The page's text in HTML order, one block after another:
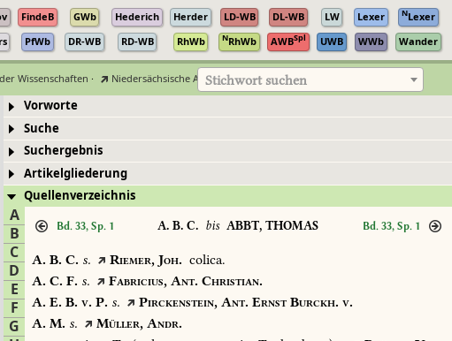
FindeB GWb Hederich Herder LD-WB DL-WB LW Lexer NLexer
PfWb DR-WB RD-WB RhWb NRhWb AWBSpl UWB WWb Wander
Wissenschaften · Niedersächsische Akademie der Wissenschaften zu Göttingen
Stichwort suchen
Vorworte
Suche
Suchergebnis
Artikelgliederung
Quellenverzeichnis
A
B
C
D
E
F
G
Bd. 33, Sp. 1 A. B. C. bis ABBT, THOMAS Bd. 33, Sp. 1
A. B. C. s. Riemer, Joh. colica.
A. C. F. s. Fabricius, Ant. Christian.
A. E. B. v. P. s. Pirckenstein, Ant. ErnstBurckh. v.
A. M. s. Müller, Andr.